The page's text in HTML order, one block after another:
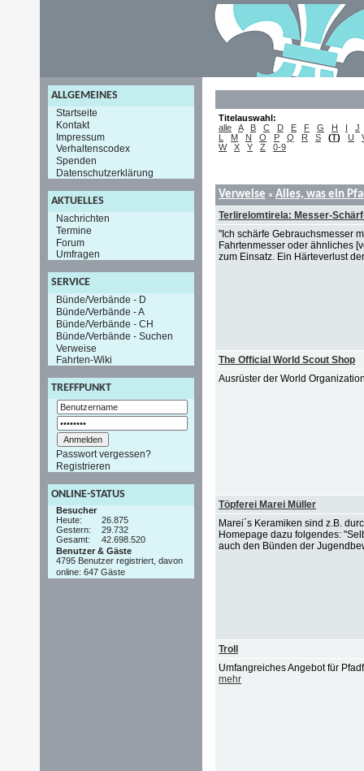
ALLGEMEINES
Startseite
Kontakt
Impressum
Verhaltenscodex
Spenden
Datenschutzerklärung
AKTUELLES
Nachrichten
Termine
Forum
Umfragen
SERVICE
Bünde/Verbände - D
Bünde/Verbände - A
Bünde/Verbände - CH
Bünde/Verbände - Suchen
Verweise
Fahrten-Wiki
TREFFPUNKT
Passwort vergessen?
Registrieren
ONLINE-STATUS
Besucher
Heute:
26.875
Gestern:
29.732
Gesamt:
42.698.520
Benutzer & Gäste
4795 Benutzer registriert, davon
online: 647 Gäste
Titelauswahl:
alle
A B C D E F G H I
J
L
M N O P Q R S (T) U
W
X Y Z 0-9
Verweise » Alles, was ein
Terlirelomtirela: Messer-
"Ich schärfe Gebrauchsmesser
Fahrtenmesser oder ähnliches
zum Einsatz. Ein Härteverlust
The Official World Scout Shop
Ausrüster der World
Töpferei Marei Müller
Marei´s Keramiken sind z.B.
Homepage dazu folgendes:
auch den Bünden der
Troll
Umfangreiches Angebot für
mehr